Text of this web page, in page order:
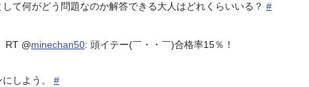
て何がどう問題なのか解答できる大人はどれくらいいる？ #
RT @minechan50: 頭イテー(￣・・￣)合格率15％！
しよう。 #